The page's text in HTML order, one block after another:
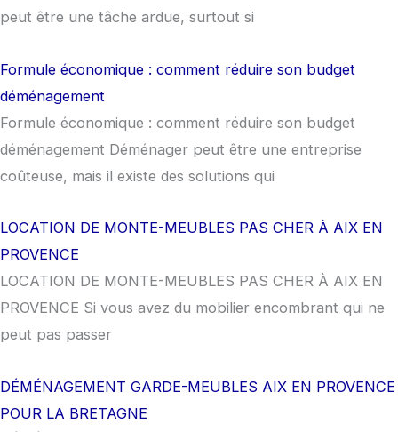
peut être une tâche ardue, surtout si
Formule économique : comment réduire son budget
déménagement
Formule économique : comment réduire son budget
déménagement Déménager peut être une entreprise
coûteuse, mais il existe des solutions qui
LOCATION DE MONTE-MEUBLES PAS CHER À AIX EN
PROVENCE
LOCATION DE MONTE-MEUBLES PAS CHER À AIX EN
PROVENCE Si vous avez du mobilier encombrant qui ne
peut pas passer
DÉMÉNAGEMENT GARDE-MEUBLES AIX EN PROVENCE
POUR LA BRETAGNE